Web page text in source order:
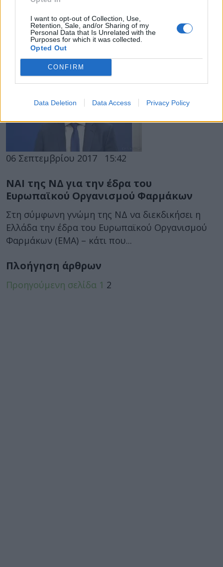
I want to opt-out of Collection, Use,
Retention, Sale, and/or Sharing of my
Personal Data that Is Unrelated with the
Purposes for which it was collected.
Opted Out
CONFIRM
Data Deletion Data Access Privacy Policy
Ελλάδα και Γερμανία συμφώνησαν στη
διεκδίκηση της έδρας του Ευρωπαϊκού
Οργανισμού Φαρμάκων από την Αθήνα, όπως
δημοσίευσε το γερμανικό...
06 Σεπτεμβρίου 2017 15:42
ΝΑΙ της ΝΔ για την έδρα του
Ευρωπαϊκού Οργανισμού Φαρμάκων
Στη σύμφωνη γνώμη της ΝΔ να διεκδικήσει η
Ελλάδα την έδρα του Ευρωπαϊκού Οργανισμού
Φαρμάκων (ΕΜΑ) – κάτι που...
Πλοήγηση άρθρων
Προηγούμενη σελίδα 1 2